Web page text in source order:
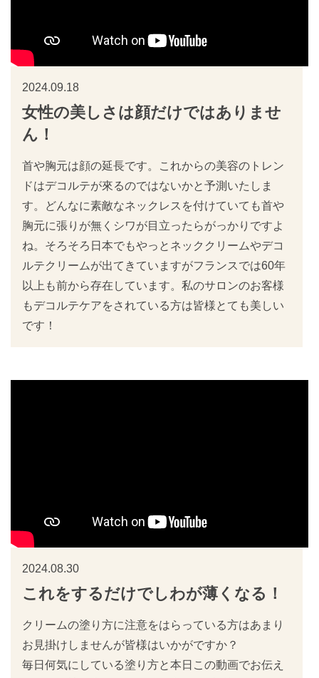
2024.09.18
女性の美しさは顔だけではありませ
ん！
首や胸元は顔の延長です。これからの美容のトレン
ドはデコルテが來るのではないかと予測いたしま
す。どんなに素敵なネックレスを付けていても首や
胸元に張りが無くシワが目立ったらがっかりですよ
ね。そろそろ日本でもやっとネッククリームやデコ
ルテクリームが出てきていますがフランスでは60年
以上も前から存在しています。私のサロンのお客様
もデコルテケアをされている方は皆様とても美しい
です！
2024.08.30
これをするだけでしわが薄くなる！
クリームの塗り方に注意をはらっている方はあまり
お見掛けしませんが皆様はいかがですか？
毎日何気にしている塗り方と本日この動画でお伝え